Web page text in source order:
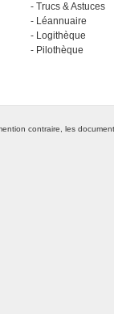
Trucs & Astuces
Léannuaire
Logithèque
Pilothèque
contraire, les